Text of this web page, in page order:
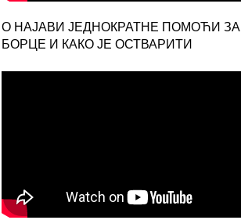
О НАЈАВИ ЈЕДНОКРАТНЕ ПОМОЋИ ЗА
БОРЦЕ И КАКО ЈЕ ОСТВАРИТИ